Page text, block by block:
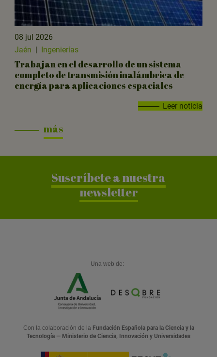
08 jul 2026
Jaén | Ingenierías
Trabajan en el desarrollo de un sistema
completo de transmisión inalámbrica de
energía para aplicaciones espaciales
Leer noticia
más
Suscríbete a nuestra
newsletter
Una web de:
Con la colaboración de la Fundación Española para la Ciencia y la
Tecnología — Ministerio de Ciencia, Innovación y Universidades